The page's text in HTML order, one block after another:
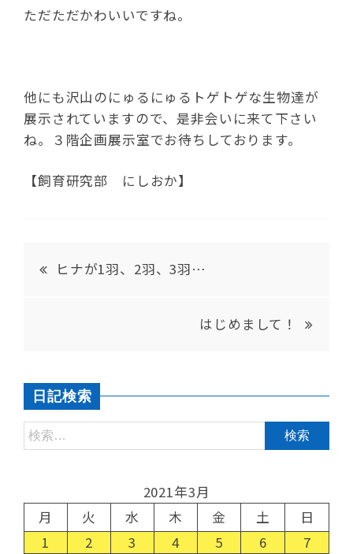
ただただかわいいですね。
他にも沢山のにゅるにゅるトゲトゲな生物達が
展示されていますので、是非会いに来て下さい
ね。３階企画展示室でお待ちしております。
【飼育研究部 にしおか】
ヒナが1羽、2羽、3羽…
はじめまして！
日記検索
2021年3月
月
火 水 木 金 土
日
1
2 3 4 5 6
7